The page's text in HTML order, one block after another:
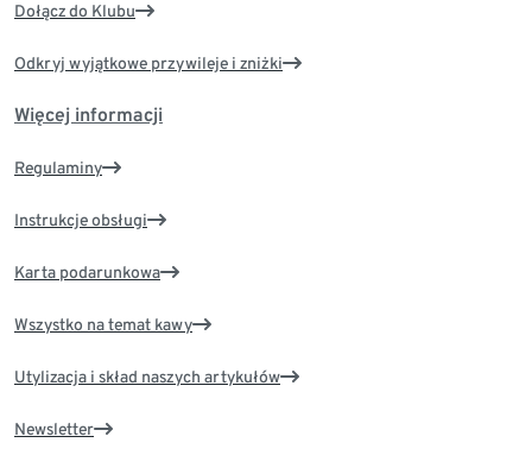
Dołącz do Klubu
Odkryj wyjątkowe przywileje i zniżki
Więcej informacji
Regulaminy
Instrukcje obsługi
Karta podarunkowa
Wszystko na temat kawy
Utylizacja i skład naszych artykułów
Newsletter